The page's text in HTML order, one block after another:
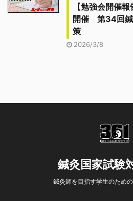
【勉強会開催
開催 第34回鍼
策
2026/3/8
鍼灸国家試験
鍼灸師を目指す学生のため